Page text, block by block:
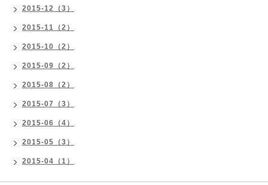
2015-12（3）
2015-11（2）
2015-10（2）
2015-09（2）
2015-08（2）
2015-07（3）
2015-06（4）
2015-05（3）
2015-04（1）